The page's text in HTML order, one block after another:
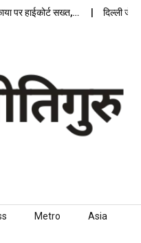
पर हाईकोर्ट सख्त,… दिल्ली जेलों
Metro Asia